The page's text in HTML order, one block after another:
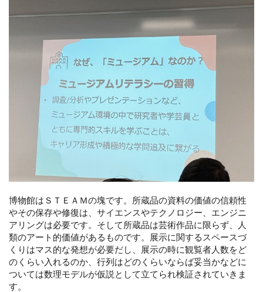
博物館はＳＴＥＡＭの塊です。所蔵品の資料の価値の信頼性
やその保存や修復は、サイエンスやテクノロジー、エンジニ
アリングは必要です。そして所蔵品は芸術作品に限らず、人
類のアート的価値があるものです。展示に関するスペースづ
くりはマス的な発想が必要だし、展示の時に観覧者人数をど
のくらい入れるのか、行列はどのくらいならば妥当かなどに
ついては数理モデルが仮説として立てられ検証されていきま
す。